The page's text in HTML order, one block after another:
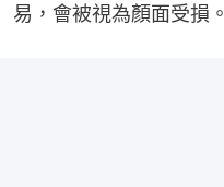
易，會被視為顏面受損。